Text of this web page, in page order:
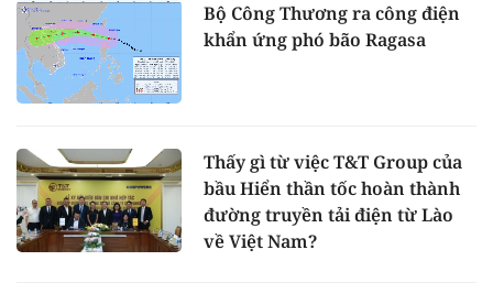
Bộ Công Thương ra công điện
khẩn ứng phó bão Ragasa
Thấy gì từ việc T&T Group của
bầu Hiển thần tốc hoàn thành
đường truyền tải điện từ Lào
về Việt Nam?